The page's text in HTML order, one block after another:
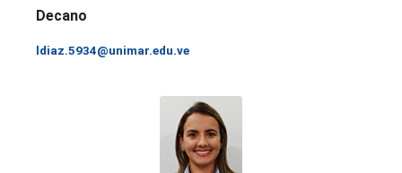
Decano
ldiaz.5934@unimar.edu.ve